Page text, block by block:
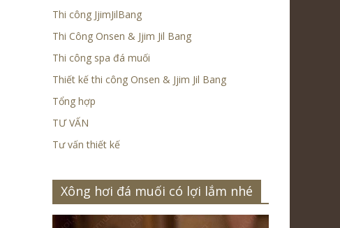
Thi công JjimJilBang
Thi Công Onsen & Jjim Jil Bang
Thi công spa đá muối
Thiết kế thi công Onsen & Jjim Jil Bang
Tổng hợp
TƯ VẤN
Tư vấn thiết kế
Xông hơi đá muối có lợi lắm nhé